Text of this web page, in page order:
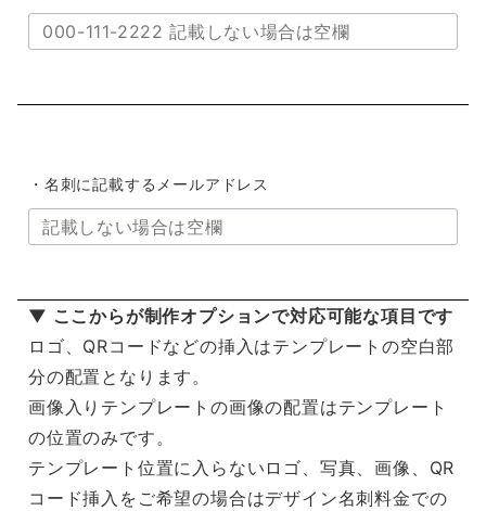
・名刺に記載するメールアドレス
▼ ここからが制作オプションで対応可能な項目です
ロゴ、QRコードなどの挿入はテンプレートの空白部
分の配置となります。
画像入りテンプレートの画像の配置はテンプレート
の位置のみです。
テンプレート位置に入らないロゴ、写真、画像、QR
コード挿入をご希望の場合はデザイン名刺料金での